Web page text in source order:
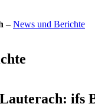
– News und Berichte
ifs